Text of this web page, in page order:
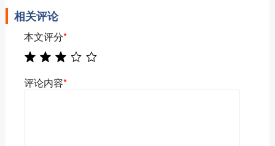
相关评论
本文评分*
评论内容*